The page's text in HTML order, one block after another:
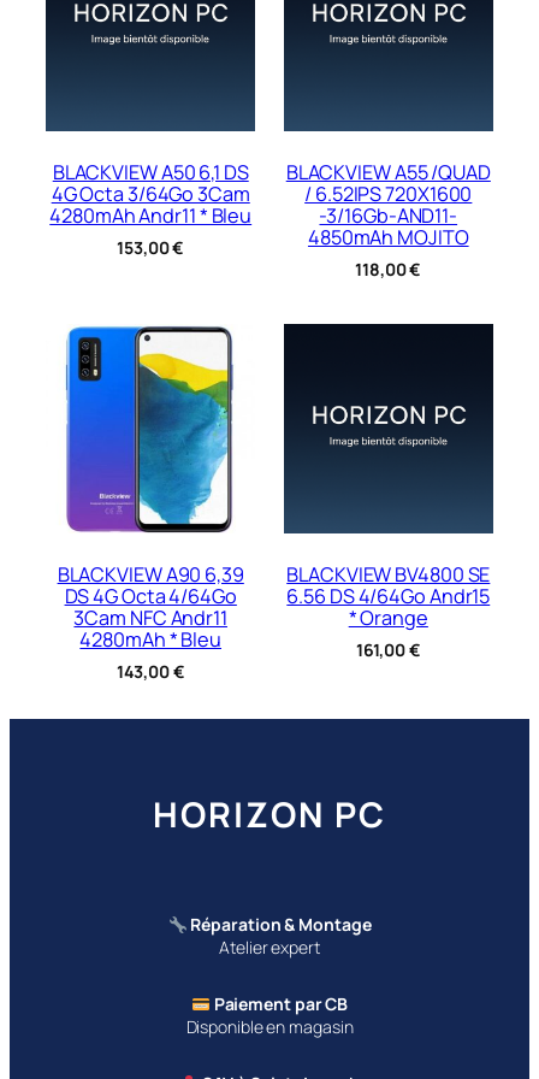
BLACKVIEW A50 6,1 DS
4G Octa 3/64Go 3Cam
4280mAh Andr11 * Bleu
153,00€
BLACKVIEW A55 /QUAD
/ 6.52IPS 720X1600
-3/16Gb-AND11-
4850mAh MOJITO
118,00€
BLACKVIEW A90 6,39
DS 4G Octa 4/64Go
3Cam NFC Andr11
4280mAh * Bleu
143,00€
BLACKVIEW BV4800 SE
6.56 DS 4/64Go Andr15
* Orange
161,00€
HORIZON PC
Réparation & Montage
Atelier expert
Paiement par CB
Disponible en magasin